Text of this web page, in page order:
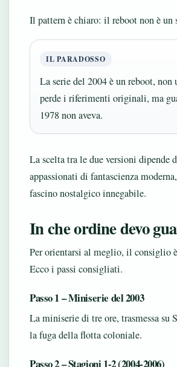
Il pattern è chiaro: il reboot non è
IL PARADOSSO
La serie del 2004 è un reboot,
perde i riferimenti originali, ma
1978 non aveva.
La scelta tra le due versioni dipende
appassionati di fantascienza
fascino nostalgico innegabile.
In che ordine devo
Per orientarsi al meglio, il consiglio
Ecco i passi consigliati.
Passo 1 – Miniserie del 2003
La miniserie di tre ore, trasmessa
la fuga della flotta coloniale.
Passo 2 – Stagioni 1-2 (2004-2006)